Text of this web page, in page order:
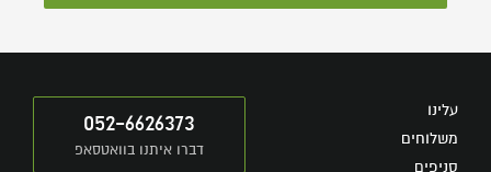
עלינו
משלוחים
סניפים
052-6626373
דברו איתנו בוואטסאפ